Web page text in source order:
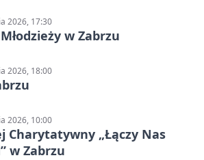
2026, 17:30
w Zabrzu
2026, 18:00
2026, 10:00
Charytatywny „Łączy Nas
w Zabrzu